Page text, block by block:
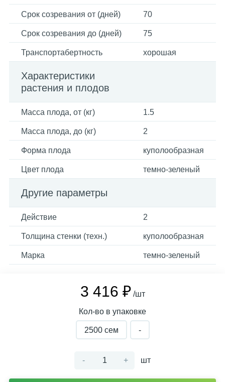
Срок созревания от (дней) 70
Срок созревания до (дней) 75
Транспортабертность хорошая
Характеристики
растения и плодов
Масса плода, от (кг) 1.5
Масса плода, до (кг) 2
Форма плода куполообразная
Цвет плода темно-зеленый
Другие параметры
Действие 2
Толщина стенки (техн.) куполообразная
Марка темно-зеленый
3 416 ₽ /шт
Кол-во в упаковке
2500 cем -
- + шт